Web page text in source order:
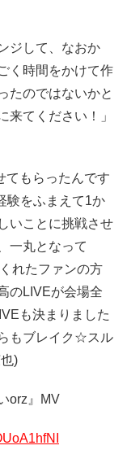
ジして、なおか
く時間をかけて作
たのではないかと
来てください！」
てもらったんです
験をふまえて1か
いことに挑戦させ
一丸となって
れたファンの方
のLIVEが会場全
も決まりました
もブレイク☆スル
)
orz』MV